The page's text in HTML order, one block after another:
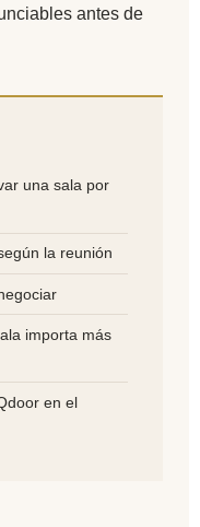
antes de
una sala por
la reunión
importa más
en el